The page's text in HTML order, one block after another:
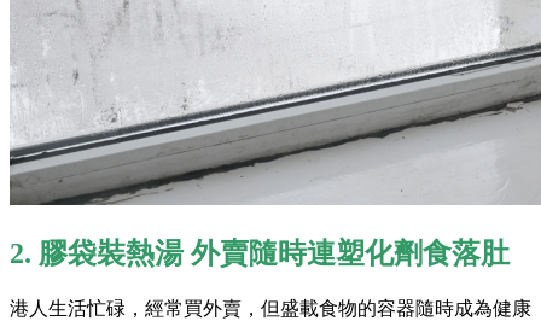
2. 膠袋裝熱湯 外賣隨時連塑化劑食落肚
港人生活忙碌，經常買外賣，但盛載食物的容器隨時成為健康